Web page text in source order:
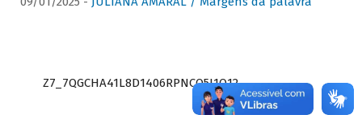
Z7_7QGCHA41L8D1406RPNCQ5J1O12